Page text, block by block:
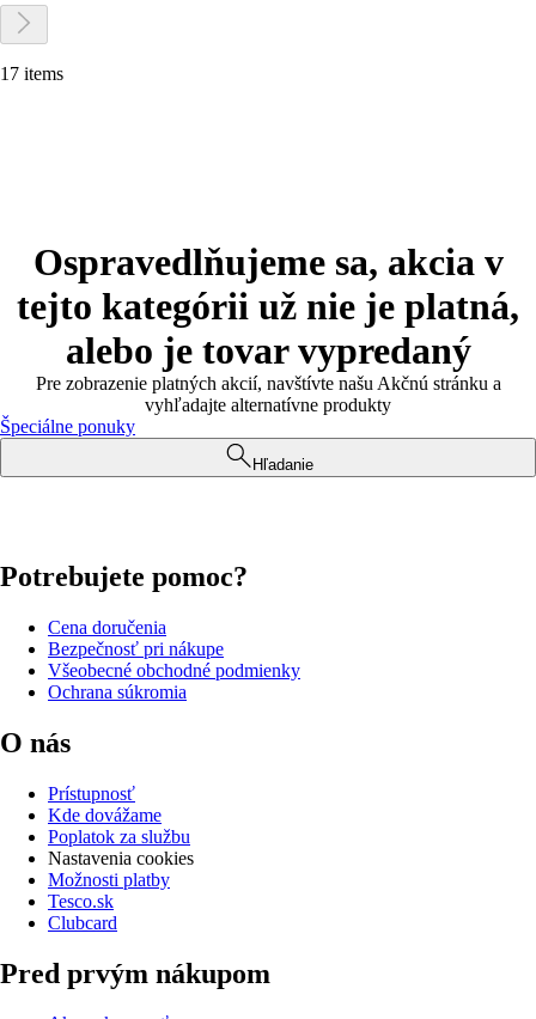
17 items
Ospravedlňujeme sa, akcia v
tejto kategórii už nie je platná,
alebo je tovar vypredaný
Pre zobrazenie platných akcií, navštívte našu Akčnú stránku a
vyhľadajte alternatívne produkty
Špeciálne ponuky
Hľadanie
Potrebujete pomoc?
Cena doručenia
Bezpečnosť pri nákupe
Všeobecné obchodné podmienky
Ochrana súkromia
O nás
Prístupnosť
Kde dovážame
Poplatok za službu
Nastavenia cookies
Možnosti platby
Tesco.sk
Clubcard
Pred prvým nákupom